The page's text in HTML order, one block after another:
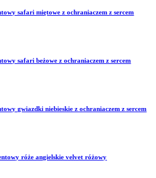
safari miętowe z ochraniaczem z sercem
safari beżowe z ochraniaczem z sercem
gwiazdki niebieskie z ochraniaczem z sercem
róże angielskie velvet różowy